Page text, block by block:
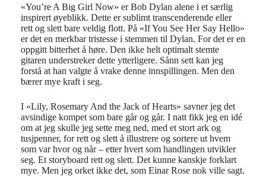
«You’re A Big Girl Now» er Bob Dylan alene i et særlig
inspirert øyeblikk. Dette er sublimt transcenderende eller
rett og slett bare veldig flott. På «If You See Her Say Hello»
er det en merkbar tristesse i stemmen til Dylan. For det er en
oppgitt bitterhet å høre. Den ikke helt optimalt stemte
gitaren understreker dette ytterligere. Sånn sett kan jeg
forstå at han valgte å vrake denne innspillingen. Men den
bærer mye kraft i seg.
I «Lily, Rosemary And the Jack of Hearts» savner jeg det
avsindige kompet som bare går og går. I natt fikk jeg en idé
om at jeg skulle jeg sette meg ned, med et stort ark og
tusjpenner, for rett og slett å illustrere og sortere ut hvem
som var hvor og når – etter hvert som handlingen utvikler
seg. Et storyboard rett og slett. Det kunne kanskje forklart
mye. Men jeg orket ikke det, som Einar Rose nok ville sagt.